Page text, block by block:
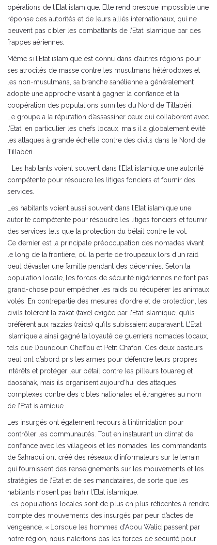
opérations de l’Etat islamique. Elle rend presque impossible une
réponse des autorités et de leurs alliés internationaux, qui ne
peuvent pas cibler les combattants de l’Etat islamique par des
frappes aériennes.
Même si l’Etat islamique est connu dans d’autres régions pour
ses atrocités de masse contre les musulmans hétérodoxes et
les non-musulmans, sa branche sahélienne a généralement
adopté une approche visant à gagner la confiance et la
coopération des populations sunnites du Nord de Tillabéri.
Le groupe a la réputation d’assassiner ceux qui collaborent avec
l’Etat, en particulier les chefs locaux, mais il a globalement évité
les attaques à grande échelle contre des civils dans le Nord de
Tillabéri.
” Les habitants voient souvent dans l’Etat islamique une autorité
compétente pour résoudre les litiges fonciers et fournir des
services. “
Les habitants voient aussi souvent dans l’Etat islamique une
autorité compétente pour résoudre les litiges fonciers et fournir
des services tels que la protection du bétail contre le vol.
Ce dernier est la principale préoccupation des nomades vivant
le long de la frontière, où la perte de troupeaux lors d’un raid
peut dévaster une famille pendant des décennies. Selon la
population locale, les forces de sécurité nigériennes ne font pas
grand-chose pour empêcher les raids ou récupérer les animaux
volés. En contrepartie des mesures d’ordre et de protection, les
civils tolèrent la zakat (taxe) exigée par l’Etat islamique, qu’ils
préfèrent aux razzias (raids) qu’ils subissaient auparavant. L’Etat
islamique a ainsi gagné la loyauté de guerriers nomades locaux,
tels que Doundoun Cheffou et Petit Chafori. Ces deux pasteurs
peul ont d’abord pris les armes pour défendre leurs propres
intérêts et protéger leur bétail contre les pilleurs touareg et
daosahak, mais ils organisent aujourd’hui des attaques
complexes contre des cibles nationales et étrangères au nom
de l’Etat islamique.
Les insurgés ont également recours à l’intimidation pour
contrôler les communautés. Tout en instaurant un climat de
confiance avec les villageois et les nomades, les commandants
de Sahraoui ont créé des réseaux d’informateurs sur le terrain
qui fournissent des renseignements sur les mouvements et les
stratégies de l’Etat et de ses mandataires, de sorte que les
habitants n’osent pas trahir l’Etat islamique.
Les populations locales sont de plus en plus réticentes à rendre
compte des mouvements des insurgés par peur d’actes de
vengeance. « Lorsque les hommes d’Abou Walid passent par
notre région, nous n’alertons pas les forces de sécurité pour